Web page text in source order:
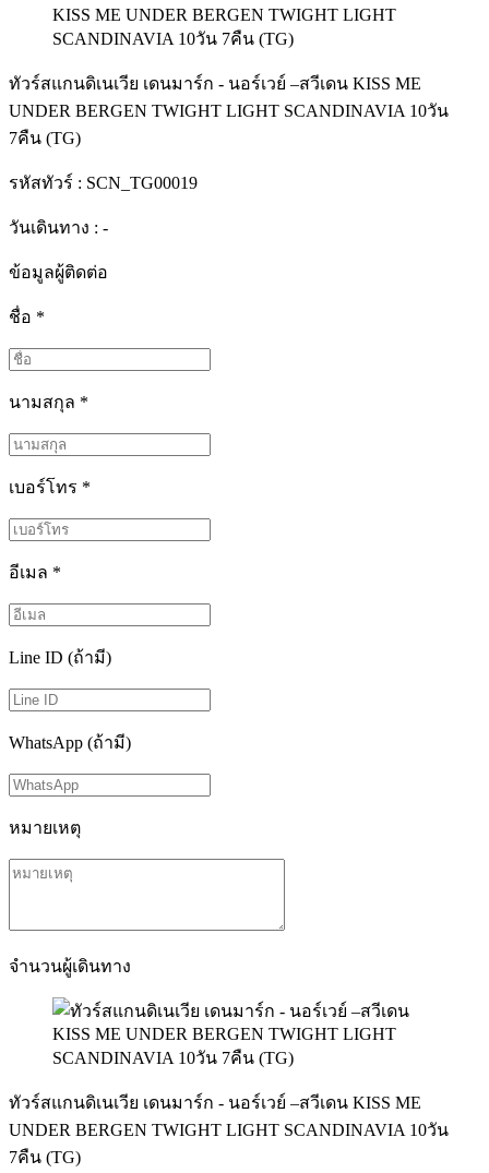
ทัวร์สแกนดิเนเวีย เดนมาร์ก - นอร์เวย์ –สวีเดน KISS ME
UNDER BERGEN TWIGHT LIGHT SCANDINAVIA 10วัน
7คืน (TG)
รหัสทัวร์ : SCN_TG00019
วันเดินทาง : -
ข้อมูลผู้ติดต่อ
ชื่อ *
นามสกุล *
เบอร์โทร *
อีเมล *
Line ID (ถ้ามี)
WhatsApp (ถ้ามี)
หมายเหตุ
จำนวนผู้เดินทาง
ทัวร์สแกนดิเนเวีย เดนมาร์ก - นอร์เวย์ –สวีเดน KISS ME
UNDER BERGEN TWIGHT LIGHT SCANDINAVIA 10วัน
7คืน (TG)